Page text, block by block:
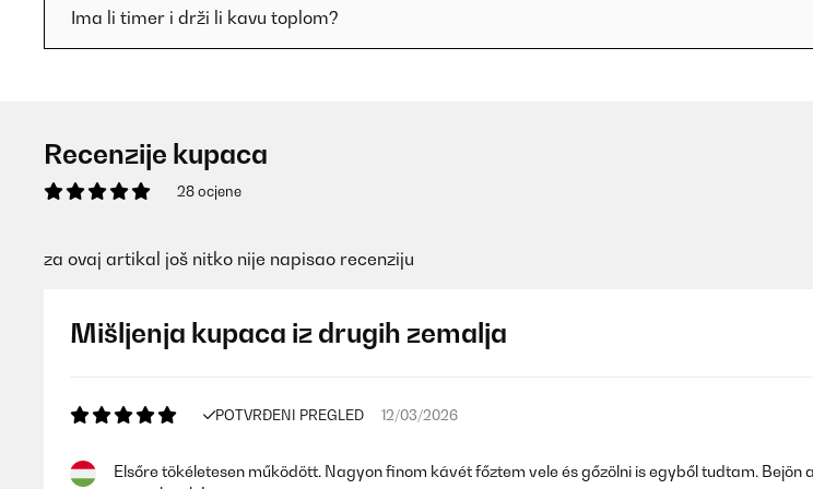
Ima li timer i drži li kavu toplom?
Recenzije kupaca
28 ocjene
za ovaj artikal još nitko nije napisao recenziju
Mišljenja kupaca iz drugih zemalja
POTVRĐENI PREGLED 12/03/2026
Elsőre tökéletesen működött. Nagyon finom kávét főztem vele és gőzölni is egyből tudtam.